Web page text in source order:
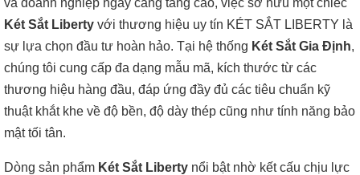
và doanh nghiệp ngày càng tăng cao, việc sở hữu một chiếc
Két Sắt Liberty với thương hiệu uy tín KÉT SẮT LIBERTY là
sự lựa chọn đầu tư hoàn hảo. Tại hệ thống Két Sắt Gia Định,
chúng tôi cung cấp đa dạng mẫu mã, kích thước từ các
thương hiệu hàng đầu, đáp ứng đầy đủ các tiêu chuẩn kỹ
thuật khắt khe về độ bền, độ dày thép cũng như tính năng bảo
mật tối tân.
Dòng sản phẩm Két Sắt Liberty nổi bật nhờ kết cấu chịu lực